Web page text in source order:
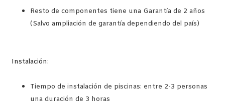
Resto de componentes tiene una Garantía de 2 años
(Salvo ampliación de garantía dependiendo del país)
Instalación:
Tiempo de instalación de piscinas: entre 2-3 personas
una duración de 3 horas